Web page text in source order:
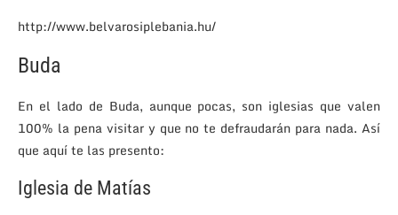
http://www.belvarosiplebania.hu/
Buda
En el lado de Buda, aunque pocas, son iglesias que valen
100% la pena visitar y que no te defraudarán para nada. Así
que aquí te las presento:
Iglesia de Matías